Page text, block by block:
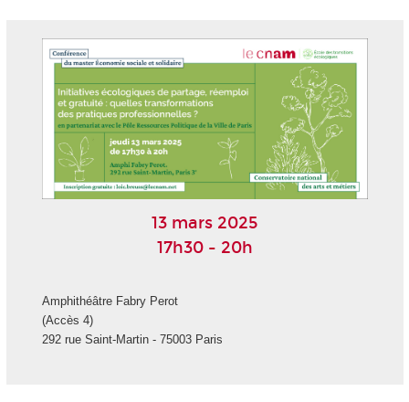
13 mars 2025
17h30 - 20h
Amphithéâtre Fabry Perot
(Accès 4)
292 rue Saint-Martin - 75003 Paris